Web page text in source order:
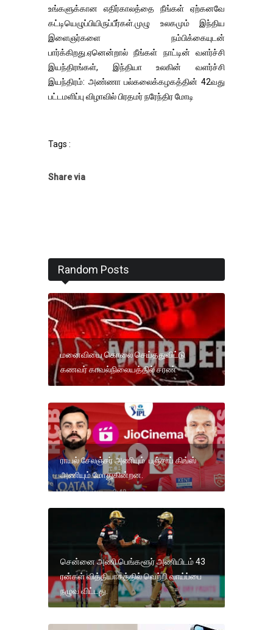
உங்களுக்கான எதிர்காலத்தை நீங்கள் ஏற்கனவே
கட்டியெழுப்பியிருப்பீர்கள்.முழு உலகமும் இந்திய
இளைஞர்களை நம்பிக்கையுடன்
பார்க்கிறது.ஏனென்றால் நீங்கள் நாட்டின் வளர்ச்சி
இயந்திரங்கள், இந்தியா உலகின் வளர்ச்சி
இயந்திரம்: அண்ணா பல்கலைக்கழகத்தின் 42வது
பட்டமளிப்பு விழாவில் பிரதமர் நரேந்திர மோடி
Tags :
Share via
Random Posts
மனைவியை கொலை செய்ததுவிட்டு
கணவர் காவல்நிலையத்தில் சரண்
ராயல் சேலஞ்சர் அணியும் பஞ்சாப் கிங்ஸ்
அணியும் மோதுகின்றன.
சென்னை அணி பெங்களூர் அணியிடம் 43
ரன்கள் வித்தியாசத்தில் வெற்றி வாய்ப்பை
நழுவ விட்டது.